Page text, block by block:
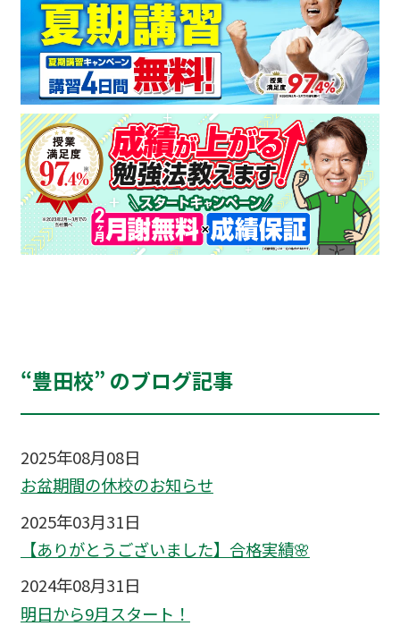
“豊田校” のブログ記事
2025年08月08日
お盆期間の休校のお知らせ
2025年03月31日
【ありがとうございました】合格実績🌸
2024年08月31日
明日から9月スタート！